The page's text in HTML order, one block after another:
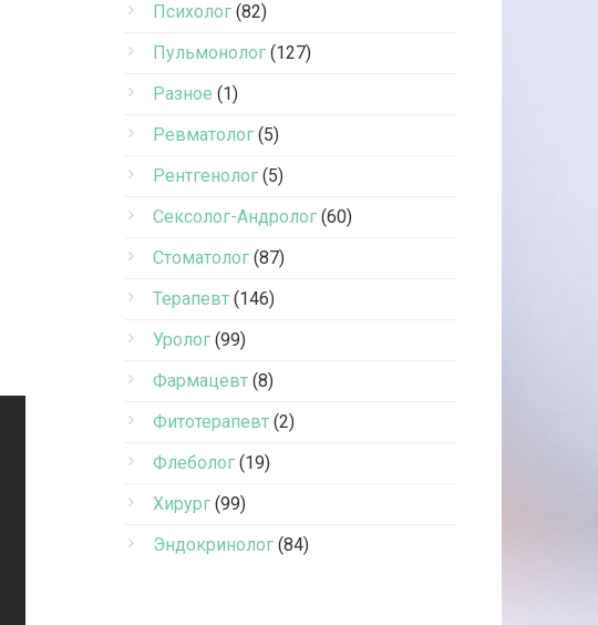
Психолог (82)
Пульмонолог (127)
Разное (1)
Ревматолог (5)
Рентгенолог (5)
Сексолог-Андролог (60)
Стоматолог (87)
Терапевт (146)
Уролог (99)
Фармацевт (8)
Фитотерапевт (2)
Флеболог (19)
Хирург (99)
Эндокринолог (84)